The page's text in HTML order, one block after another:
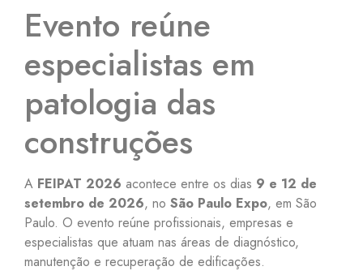
Evento reúne
especialistas em
patologia das
construções
A FEIPAT 2026 acontece entre os dias 9 e 12 de
setembro de 2026, no São Paulo Expo, em São
Paulo. O evento reúne profissionais, empresas e
especialistas que atuam nas áreas de diagnóstico,
manutenção e recuperação de edificações.